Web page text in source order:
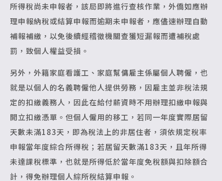
所得稅尚未申報者，該局即將進行查核作業，外僑如應辦
理申報納稅或結算申報而逾期未申報者，應儘速辦理自動
補報補繳，以免後續經稽徵機關查獲短漏報而遭補稅處
罰，致個人權益受損。
另外，外籍家庭看護工、家庭幫傭雇主係屬個人聘僱，也
就是以個人的名義聘僱他人提供勞務，因雇主並非稅法規
定的扣繳義務人，因此在給付薪資時不用辦理扣繳申報與
開立扣繳憑單。但個人僱用的移工，若同一年度實際居留
天數未滿183天，即為稅法上的非居住者，須依規定稅率
申報當年度綜合所得稅；若居留天數滿183天，且年所得
未達課稅標準，也就是所得低於當年度免稅額與扣除額合
計，得免辦理個人綜所稅結算申報。